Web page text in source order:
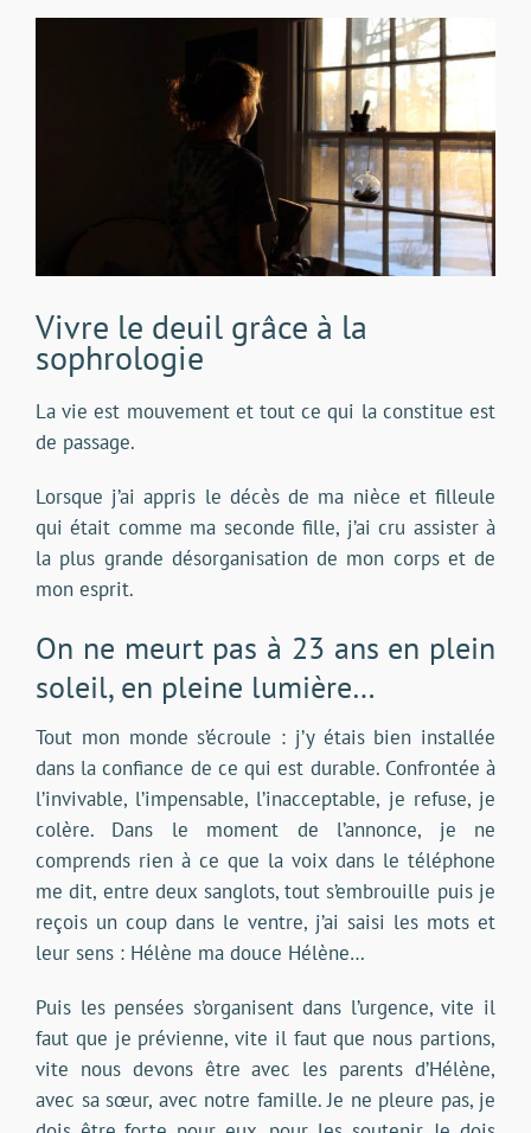
Vivre le deuil grâce à la
sophrologie
La vie est mouvement et tout ce qui la constitue est
de passage.
Lorsque j’ai appris le décès de ma nièce et filleule
qui était comme ma seconde fille, j’ai cru assister à
la plus grande désorganisation de mon corps et de
mon esprit.
On ne meurt pas à 23 ans en plein
soleil, en pleine lumière…
Tout mon monde s’écroule : j’y étais bien installée
dans la confiance de ce qui est durable. Confrontée à
l’invivable, l’impensable, l’inacceptable, je refuse, je
colère. Dans le moment de l’annonce, je ne
comprends rien à ce que la voix dans le téléphone
me dit, entre deux sanglots, tout s’embrouille puis je
reçois un coup dans le ventre, j’ai saisi les mots et
leur sens : Hélène ma douce Hélène…
Puis les pensées s’organisent dans l’urgence, vite il
faut que je prévienne, vite il faut que nous partions,
vite nous devons être avec les parents d’Hélène,
avec sa sœur, avec notre famille. Je ne pleure pas, je